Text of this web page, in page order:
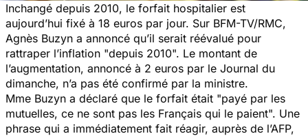
Inchangé depuis 2010, le forfait hospitalier est
aujourd’hui fixé à 18 euros par jour. Sur BFM-TV/RMC,
Agnès Buzyn a annoncé qu’il serait réévalué pour
rattraper l’inflation "depuis 2010". Le montant de
l’augmentation, annoncé à 2 euros par le Journal du
dimanche, n’a pas été confirmé par la ministre.
Mme Buzyn a déclaré que le forfait était "payé par les
mutuelles, ce ne sont pas les Français qui le paient". Une
phrase qui a immédiatement fait réagir, auprès de l’AFP,